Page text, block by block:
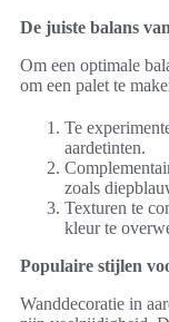
De juiste balans
Om een optimale
om een palet te
Te
aardetinten.
zoals
Texturen te
kleur te
Populaire stijlen
Wanddecoratie in